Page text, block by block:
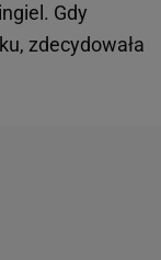
Gdy
zdecydowała